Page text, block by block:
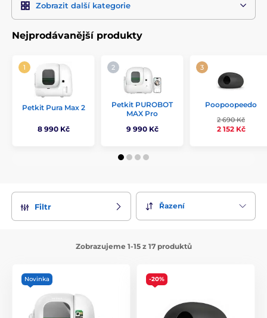
Zobrazit další kategorie
Nejprodávanější produkty
Petkit Pura Max 2
8 990 Kč
Petkit PUROBOT
MAX Pro
9 990 Kč
Poopoopeedo
2 690 Kč
2 152 Kč
Filtr Řazení
Zobrazujeme 1-15 z 17 produktů
Novinka -20%